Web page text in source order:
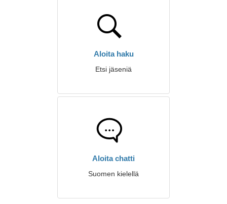
Aloita haku
Etsi jäseniä
Aloita chatti
Suomen kielellä